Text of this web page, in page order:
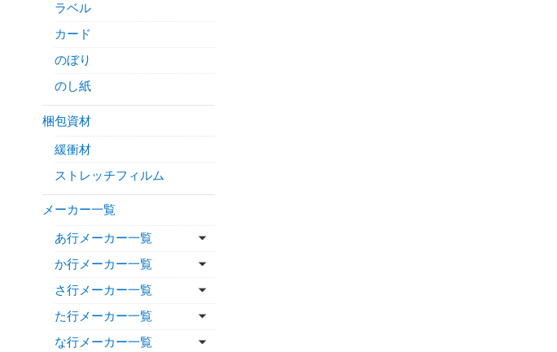
ラベル
カード
のぼり
のし紙
梱包資材
緩衝材
ストレッチフィルム
メーカー一覧
あ行メーカー一覧
か行メーカー一覧
さ行メーカー一覧
た行メーカー一覧
な行メーカー一覧